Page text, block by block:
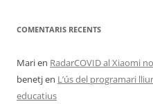
COMENTARIS RECENTS
Marien RadarCOVID al Xiaomi
benetjen L’ús del programari
educatius